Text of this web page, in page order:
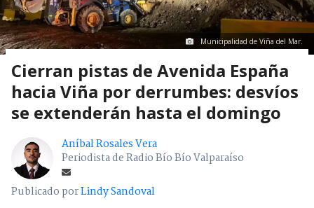
Municipalidad de Viña del Mar.
Cierran pistas de Avenida España
hacia Viña por derrumbes: desvíos
se extenderán hasta el domingo
Aníbal Rosales Vera
Periodista de Radio Bío Bío Valparaíso
Publicado porLindy Sandoval